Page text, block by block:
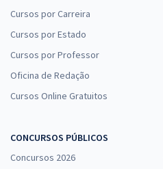
Cursos por Carreira
Cursos por Estado
Cursos por Professor
Oficina de Redação
Cursos Online Gratuitos
CONCURSOS PÚBLICOS
Concursos 2026